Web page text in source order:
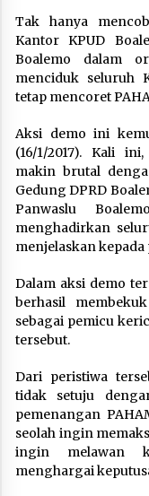
Tak hanya
Kantor KPUD
Boalemo dalam
menciduk seluruh
tetap mencoret
Aksi demo ini
(16/1/2017). Kali
makin brutal
Gedung DPRD
Panwaslu
menghadirkan
menjelaskan
Dalam aksi demo
berhasil
sebagai pemicu
tersebut.
Dari peristiwa
tidak setuju
pemenangan
seolah ingin
ingin melawan
menghargai